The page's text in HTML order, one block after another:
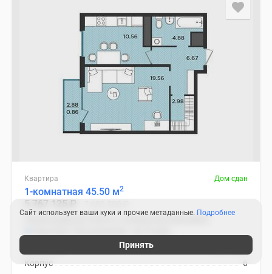
Квартира Дом сдан
1-комнатная 45.50 м2
5 767 125 ₽
Ленинградская область, Всеволожский район
6
Корпус
Сайт использует ваши куки и прочие метаданные. Подробнее
Принять